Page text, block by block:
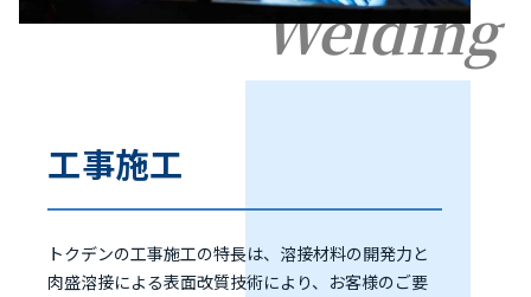
Welding
工事施工
トクデンの工事施工の特長は、溶接材料の開発力と
肉盛溶接による表面改質技術により、お客様のご要